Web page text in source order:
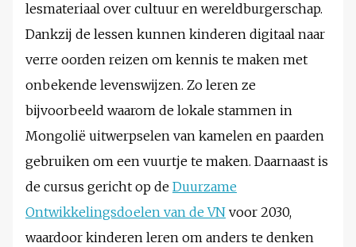
lesmateriaal over cultuur en wereldburgerschap.
Dankzij de lessen kunnen kinderen digitaal naar
verre oorden reizen om kennis te maken met
onbekende levenswijzen. Zo leren ze
bijvoorbeeld waarom de lokale stammen in
Mongolië uitwerpselen van kamelen en paarden
gebruiken om een vuurtje te maken. Daarnaast is
de cursus gericht op de Duurzame
Ontwikkelingsdoelen van de VN voor 2030,
waardoor kinderen leren om anders te denken